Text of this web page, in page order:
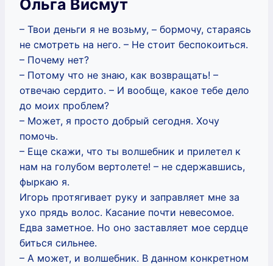
Ольга Висмут
– Твои деньги я не возьму, – бормочу, стараясь
не смотреть на него. – Не стоит беспокоиться.
– Почему нет?
– Потому что не знаю, как возвращать! –
отвечаю сердито. – И вообще, какое тебе дело
до моих проблем?
– Может, я просто добрый сегодня. Хочу
помочь.
– Еще скажи, что ты волшебник и прилетел к
нам на голубом вертолете! – не сдержавшись,
фыркаю я.
Игорь протягивает руку и заправляет мне за
ухо прядь волос. Касание почти невесомое.
Едва заметное. Но оно заставляет мое сердце
биться сильнее.
– А может, и волшебник. В данном конкретном